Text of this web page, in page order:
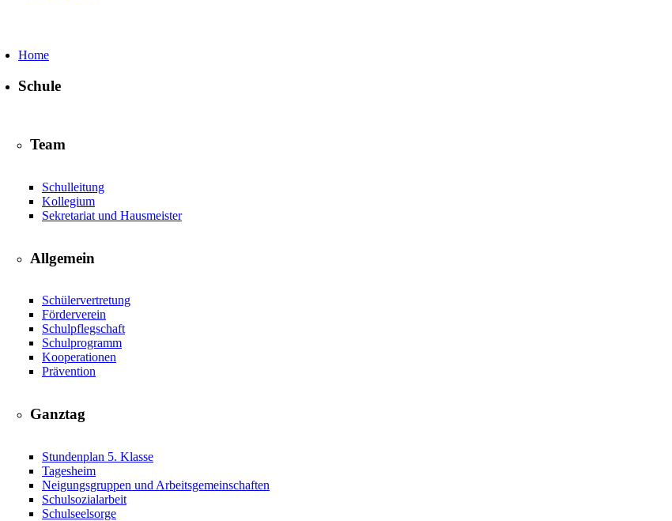
Home
Schule
Team
Schulleitung
Kollegium
Sekretariat und Hausmeister
Allgemein
Schülervertretung
Förderverein
Schulpflegschaft
Schulprogramm
Kooperationen
Prävention
Ganztag
Stundenplan 5. Klasse
Tagesheim
Neigungsgruppen und Arbeitsgemeinschaften
Schulsozialarbeit
Schulseelsorge